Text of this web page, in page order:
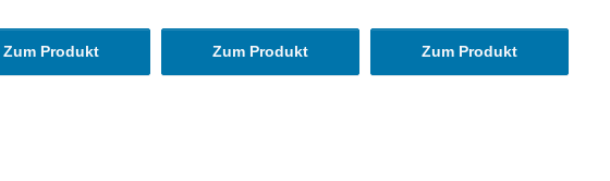
Zum Produkt Zum Produkt Zum Produkt